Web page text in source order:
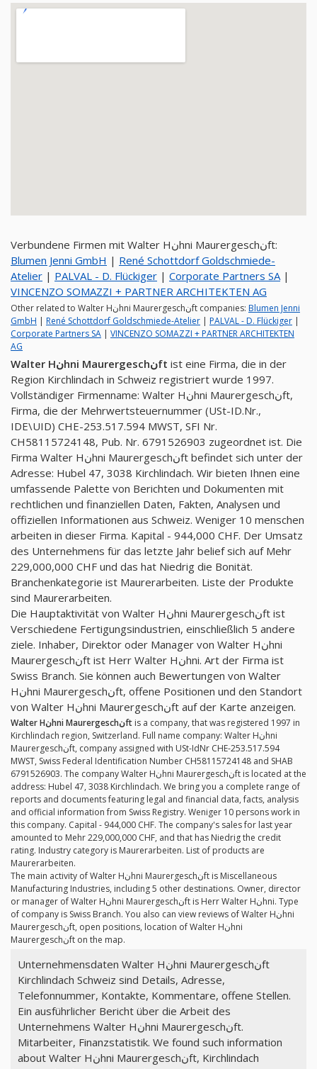
Verbundene Firmen mit Walter Hنhni Maurergeschنft:
Blumen Jenni GmbH | René Schottdorf Goldschmiede-
Atelier | PALVAL - D. Flückiger | Corporate Partners SA|
VINCENZO SOMAZZI + PARTNER ARCHITEKTEN AG
Other related to Walter Hنhni Maurergeschنft companies: Blumen Jenni
GmbH | René Schottdorf Goldschmiede-Atelier | PALVAL - D. Flückiger |
Corporate Partners SA | VINCENZO SOMAZZI + PARTNER ARCHITEKTEN
AG
Walter Hنhni Maurergeschنft ist eine Firma, die in der
Region Kirchlindach in Schweiz registriert wurde 1997.
Vollständiger Firmenname: Walter Hنhni Maurergeschنft,
Firma, die der Mehrwertsteuernummer (USt-ID.Nr.,
IDE\UID) CHE-253.517.594 MWST, SFI Nr.
CH58115724148, Pub. Nr. 6791526903 zugeordnet ist. Die
Firma Walter Hنhni Maurergeschنft befindet sich unter der
Adresse: Hubel 47, 3038 Kirchlindach. Wir bieten Ihnen eine
umfassende Palette von Berichten und Dokumenten mit
rechtlichen und finanziellen Daten, Fakten, Analysen und
offiziellen Informationen aus Schweiz. Weniger 10 menschen
arbeiten in dieser Firma. Kapital - 944,000 CHF. Der Umsatz
des Unternehmens für das letzte Jahr belief sich auf Mehr
229,000,000 CHF und das hat Niedrig die Bonität.
Branchenkategorie ist Maurerarbeiten. Liste der Produkte
sind Maurerarbeiten.
Die Hauptaktivität von Walter Hنhni Maurergeschنft ist
Verschiedene Fertigungsindustrien, einschließlich 5 andere
ziele. Inhaber, Direktor oder Manager von Walter Hنhni
Maurergeschنft ist Herr Walter Hنhni. Art der Firma ist
Swiss Branch. Sie können auch Bewertungen von Walter
Hنhni Maurergeschنft, offene Positionen und den Standort
von Walter Hنhni Maurergeschنft auf der Karte anzeigen.
Walter Hنhni Maurergeschنft is a company, that was registered 1997 in
Kirchlindach region, Switzerland. Full name company: Walter Hنhni
Maurergeschنft, company assigned with USt-IdNr CHE-253.517.594
MWST, Swiss Federal Identification Number CH58115724148 and SHAB
6791526903. The company Walter Hنhni Maurergeschنft is located at the
address: Hubel 47, 3038 Kirchlindach. We bring you a complete range of
reports and documents featuring legal and financial data, facts, analysis
and official information from Swiss Registry. Weniger 10 persons work in
this company. Capital - 944,000 CHF. The company's sales for last year
amounted to Mehr 229,000,000 CHF, and that has Niedrig the credit
rating. Industry category is Maurerarbeiten. List of products are
Maurerarbeiten.
The main activity of Walter Hنhni Maurergeschنft is Miscellaneous
Manufacturing Industries, including 5 other destinations. Owner, director
or manager of Walter Hنhni Maurergeschنft is Herr Walter Hنhni. Type
of company is Swiss Branch. You also can view reviews of Walter Hنhni
Maurergeschنft, open positions, location of Walter Hنhni
Maurergeschنft on the map.
Unternehmensdaten Walter Hنhni Maurergeschنft
Kirchlindach Schweiz sind Details, Adresse,
Telefonnummer, Kontakte, Kommentare, offene Stellen.
Ein ausführlicher Bericht über die Arbeit des
Unternehmens Walter Hنhni Maurergeschنft.
Mitarbeiter, Finanzstatistik. We found such information
about Walter Hنhni Maurergeschنft, Kirchlindach